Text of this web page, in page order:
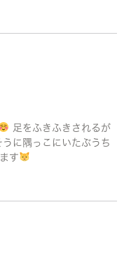
足をふきふきされるが
に隅っこにいたぶうち
す